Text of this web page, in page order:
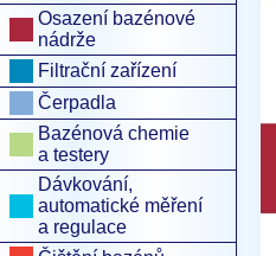
Osazení bazénové
nádrže
Filtrační zařízení
Čerpadla
Bazénová chemie
a testery
Dávkování,
automatické měření
a regulace